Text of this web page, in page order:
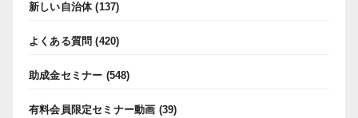
新しい自治体(137)
よくある質問 (420)
助成金セミナー (548)
有料会員限定セミナー動画 (39)